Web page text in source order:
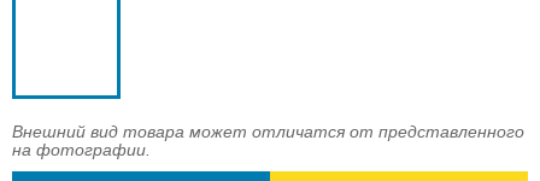
Внешний вид товара может отличатся от представленного
на фотографии.